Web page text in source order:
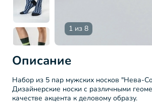
1 из 8
Описание
Набор из 5 пар мужских носков "Нева-
Дизайнерские носки с различными
качестве акцента к деловому образу.